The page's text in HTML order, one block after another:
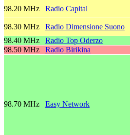
98.20 MHz
Radio Capital
98.30 MHz
Radio Dimensione Suono
98.40 MHz
Radio Top Oderzo
98.50 MHz
Radio Birikina
98.70 MHz Easy Network